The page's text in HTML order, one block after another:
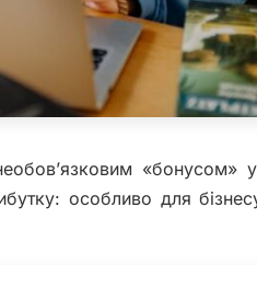
«бонусом»
особливо для